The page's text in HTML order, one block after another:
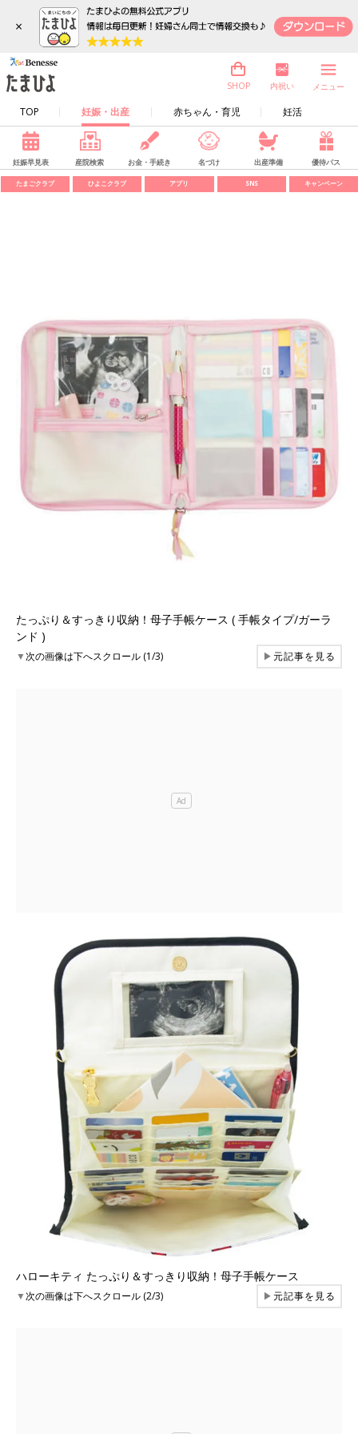
×
TOP 妊娠・出産 赤ちゃん・育児 妊活
SHOP 内祝い メニュー
妊娠早見表 産院検索 お金・手続き 名づけ 出産準備 優待パス
たまごクラブ ひよこクラブ アプリ SNS キャンペーン
たっぷり＆すっきり収納！母子手帳ケース ( 手帳タイプ/ガーラ
ンド )
▼次の画像は下へスクロール (1/3) ▶元記事を見る
ハローキティ たっぷり＆すっきり収納！母子手帳ケース
▼次の画像は下へスクロール (2/3) ▶元記事を見る